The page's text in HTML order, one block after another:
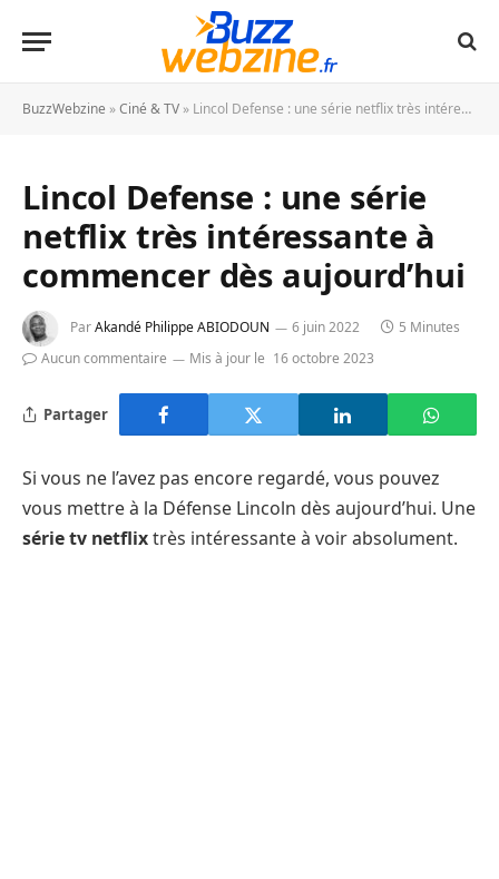
BuzzWebzine »Ciné & TV » Lincol Defense : une série netflix très intéressante à commencer dès aujourd’hui
Lincol Defense : une série
netflix très intéressante à
commencer dès aujourd’hui
ParAkandé Philippe ABIODOUN 6 juin 2022
5 Minutes
Aucun commentaire
Mis à jour le 16 octobre 2023
Partager
Si vous ne l’avez pas encore regardé, vous pouvez
vous mettre à la Défense Lincoln dès aujourd’hui. Une
série tv netflixtrès intéressante à voir absolument.